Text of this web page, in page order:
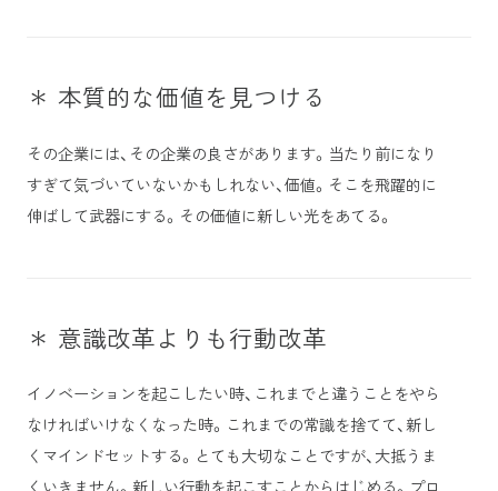
＊ 本質的な価値を見つける
その企業には、その企業の良さがあります。当たり前になり
すぎて気づいていないかもしれない、価値。そこを飛躍的に
伸ばして武器にする。その価値に新しい光をあてる。
＊ 意識改革よりも行動改革
イノベーションを起こしたい時、これまでと違うことをやら
なければいけなくなった時。これまでの常識を捨てて、新し
くマインドセットする。とても大切なことですが、大抵うま